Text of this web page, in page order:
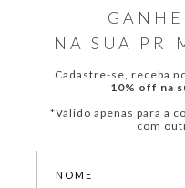
GANHE
NA SUA
Cadastre-se, receba
10% off na
*Válido apenas para a
com